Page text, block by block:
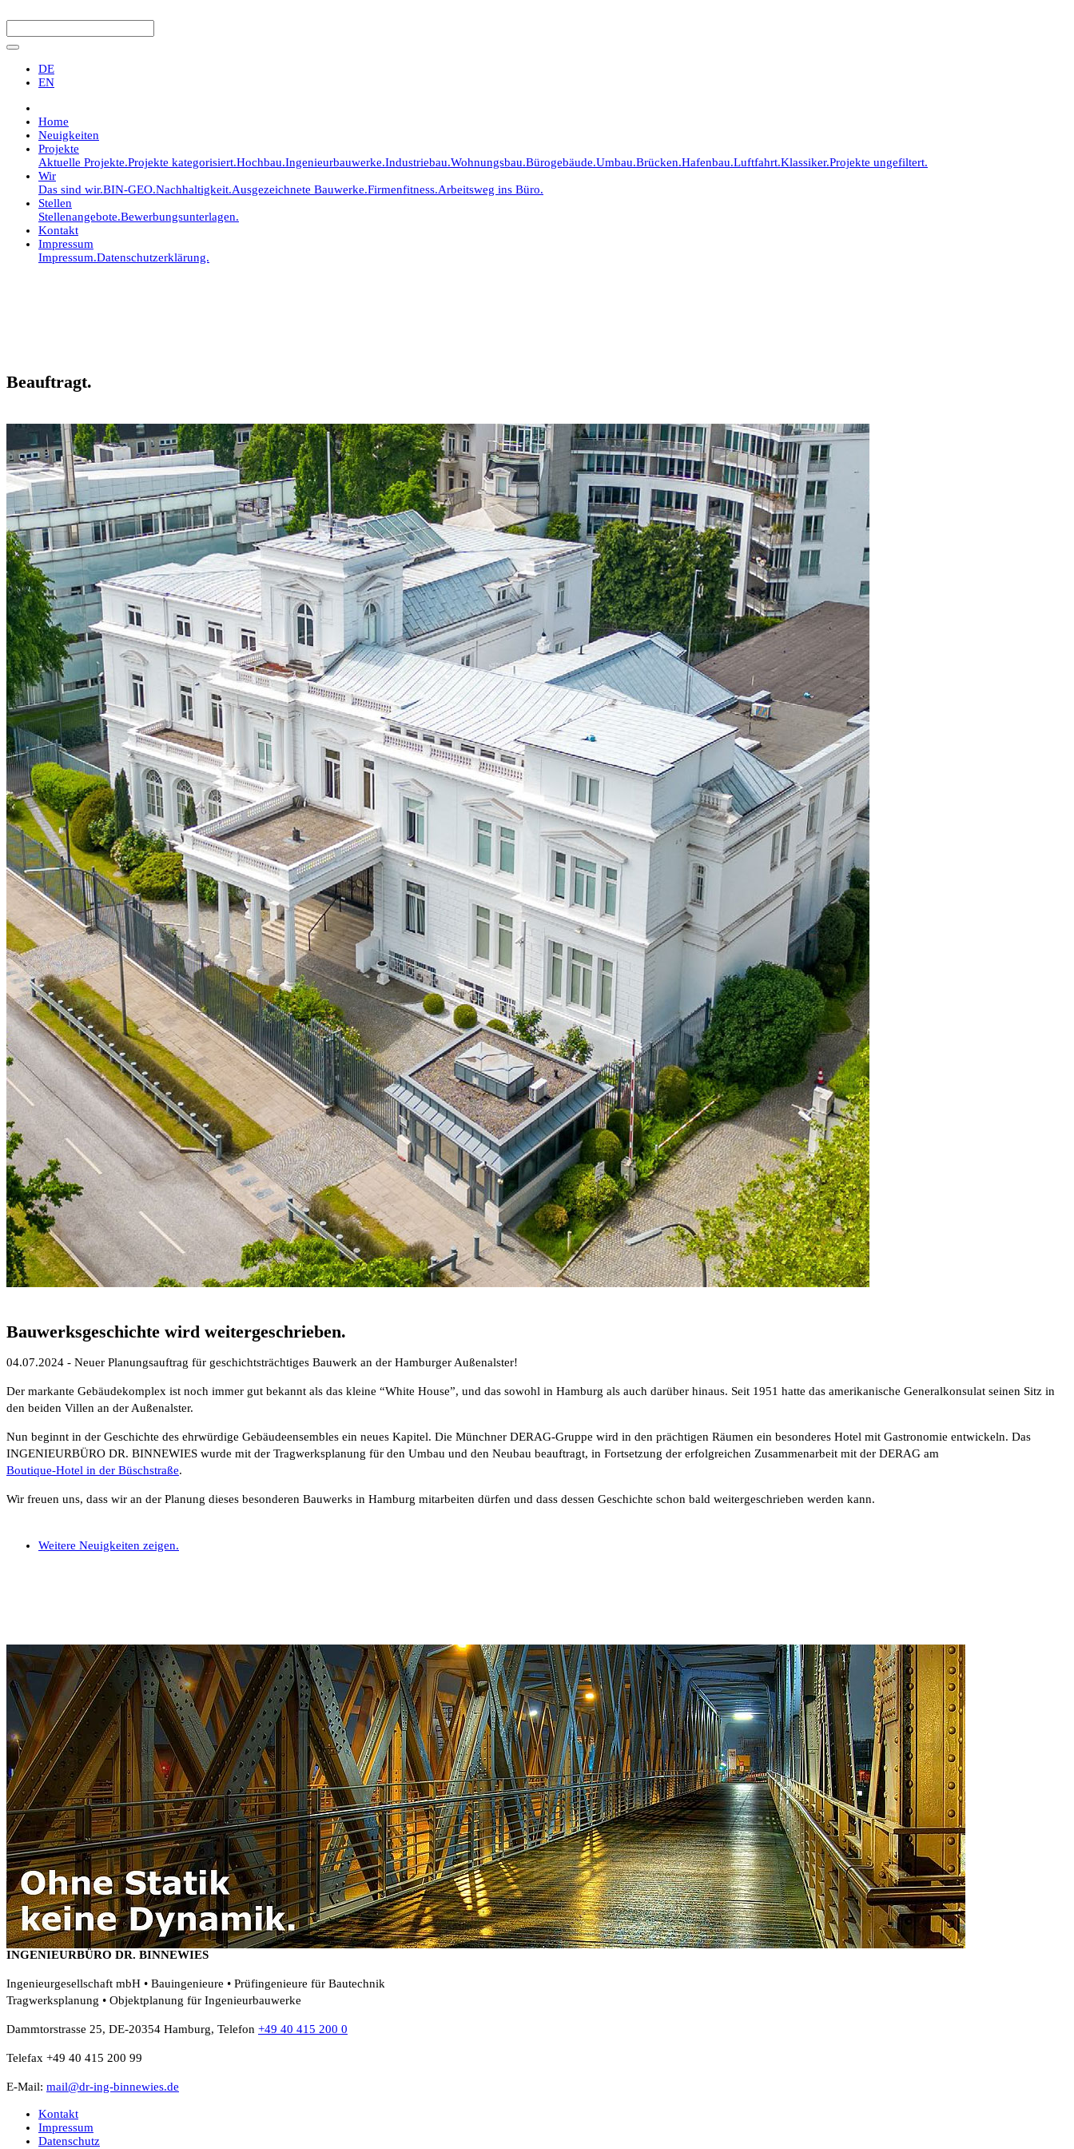
DE
EN
Home
Neuigkeiten
Projekte
Aktuelle Projekte.Projekte kategorisiert.Hochbau.Ingenieurbauwerke.Industriebau.Wohnungsbau.Bürogebäude.Umbau.Brücken.Hafenbau.Luftfahrt.Klassiker.Projekte ungefiltert.
Wir
Das sind wir.BIN-GEO.Nachhaltigkeit.Ausgezeichnete Bauwerke.Firmenfitness.Arbeitsweg ins Büro.
Stellen
Stellenangebote.Bewerbungsunterlagen.
Kontakt
Impressum
Impressum.Datenschutzerklärung.
Beauftragt.
Bauwerksgeschichte wird weitergeschrieben.
04.07.2024 - Neuer Planungsauftrag für geschichtsträchtiges Bauwerk an der Hamburger Außenalster!
Der markante Gebäudekomplex ist noch immer gut bekannt als das kleine “White House”, und das sowohl in Hamburg als auch darüber hinaus. Seit 1951 hatte das amerikanische Generalkonsulat seinen Sitz in
den beiden Villen an der Außenalster.
Nun beginnt in der Geschichte des ehrwürdige Gebäudeensembles ein neues Kapitel. Die Münchner DERAG-Gruppe wird in den prächtigen Räumen ein besonderes Hotel mit Gastronomie entwickeln. Das
INGENIEURBÜRO DR. BINNEWIES wurde mit der Tragwerksplanung für den Umbau und den Neubau beauftragt, in Fortsetzung der erfolgreichen Zusammenarbeit mit der DERAG am
Boutique-Hotel in der Büschstraße.
Wir freuen uns, dass wir an der Planung dieses besonderen Bauwerks in Hamburg mitarbeiten dürfen und dass dessen Geschichte schon bald weitergeschrieben werden kann.
Weitere Neuigkeiten zeigen.
INGENIEURBÜRO DR. BINNEWIES
Ingenieurgesellschaft mbH • Bauingenieure • Prüfingenieure für Bautechnik
Tragwerksplanung • Objektplanung für Ingenieurbauwerke
Dammtorstrasse 25, DE-20354 Hamburg, Telefon +49 40 415 200 0
Telefax +49 40 415 200 99
E-Mail: mail@dr-ing-binnewies.de
Kontakt
Impressum
Datenschutz